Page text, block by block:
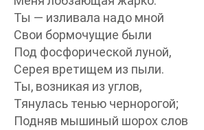
Ты — изливала надо мной
Свои бормочущие были
Под фосфорической луной,
Серея вретищем из пыли.
Ты, возникая из углов,
Тянулась тенью чернорогой;
Подняв мышиный шорох слов